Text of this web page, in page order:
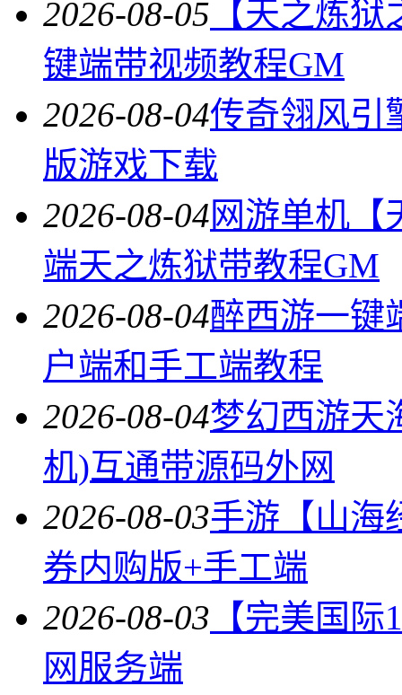
2026-08-05 【天之炼
键端带视频教程GM
2026-08-04传奇翎风引
版游戏下载
2026-08-04网游单机【
端天之炼狱带教程GM
2026-08-04醉西游一键
户端和手工端教程
2026-08-04梦幻西游天
机)互通带源码外网
2026-08-03手游【山海
券内购版+手工端
2026-08-03 【完美国
网服务端